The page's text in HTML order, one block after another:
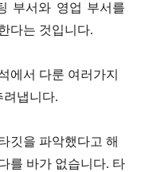
부서와 영업 부서를
다는 것입니다.
에서 다룬 여러가지
려냅니다.
깃을 파악했다고 해
를 바가 없습니다. 타